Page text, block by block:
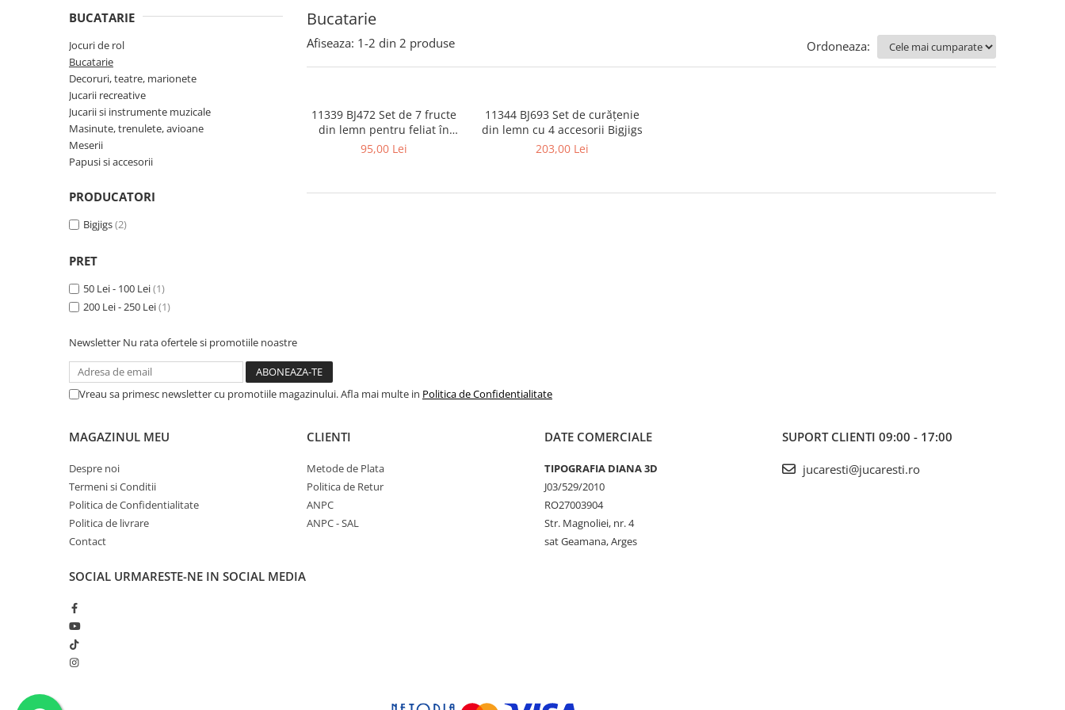
Puzzle-uri progresive
Puzzle-uri stratificate
Instrumente si accesorii pentru
Stampile si tusiere
Lucru manual
Cusut si tricotaj
Lipici si adezivi
Suport pentru decor
Seturi de creatie
Tablouri diamonds
pentru copii
Jocuri de societate pentru copii
Jocuri logice pentru copii
Jocuri matematice
Jocuri pentru stimularea
Stimulare auditiva
Stimulare tactila
Stimulare vizuala
Bucatarie
BUCATARIE
Jocuri de rol
Bucatarie
Decoruri, teatre, marionete
Jucarii recreative
Jucarii si instrumente muzicale
Masinute, trenulete, avioane
Meserii
Papusi si accesorii
PRODUCATORI
Bigjigs(2)
PRET
50 Lei - 100 Lei(1)
200 Lei - 250 Lei(1)
Afiseaza: 1-2 din 2 produse Ordoneaza:
11339 BJ472 Set de 7 fructe
din lemn pentru feliat în
lădiță Bigjigs
95,00 Lei
11344 BJ693 Set de curățenie
din lemn cu 4 accesorii Bigjigs
203,00 Lei
Newsletter Nu rata ofertele si promotiile noastre
Vreau sa primesc newsletter cu promotiile magazinului. Afla mai multe in Politica de Confidentialitate
MAGAZINUL MEU
Despre noi
Termeni si Conditii
Politica de Confidentialitate
Politica de livrare
Contact
CLIENTI
Metode de Plata
Politica de Retur
ANPC
ANPC - SAL
DATE COMERCIALE
TIPOGRAFIA DIANA 3D
J03/529/2010
RO27003904
Str. Magnoliei, nr. 4
sat Geamana, Arges
SUPORT CLIENTI 09:00 - 17:00
jucaresti@jucaresti.ro
SOCIAL URMARESTE-NE IN SOCIAL MEDIA